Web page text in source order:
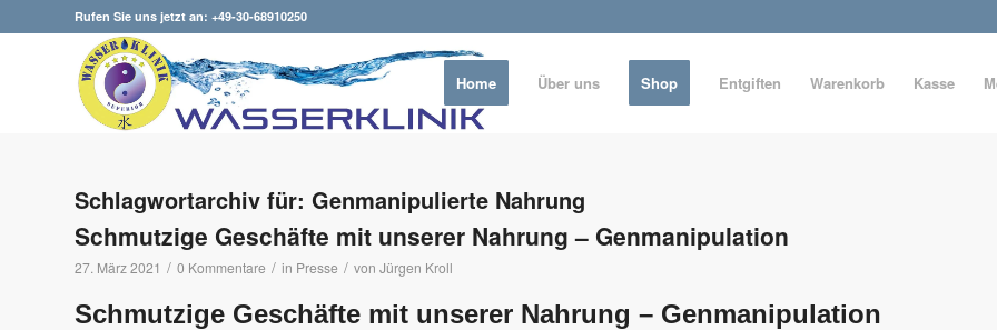
Rufen Sie uns jetzt an: +49-30-68910250
Home Über uns Shop Entgiften Warenkorb Kasse
Schlagwortarchiv für: Genmanipulierte Nahrung
Schmutzige Geschäfte mit unserer Nahrung – Genmanipulation
27. März 2021 / 0 Kommentare / in Presse / von Jürgen Kroll
Schmutzige Geschäfte mit unserer Nahrung – Genmanipulation